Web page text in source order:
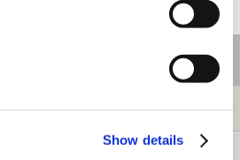
Show details